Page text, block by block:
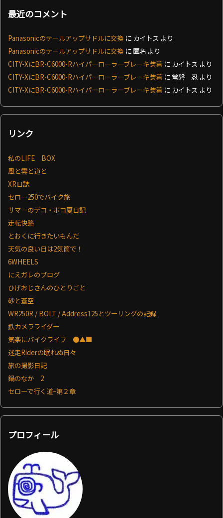
最近のコメント
Panasonicのテールアップサドルに交換 に カイトス より
Panasonicのテールアップサドルに交換 に 匿名 より
CITY-XにBR-C6000-Rハイパーローラーブレーキ装着 に カイトス より
CITY-XにBR-C6000-Rハイパーローラーブレーキ装着 に 常磐 忍 より
CITY-XにBR-C6000-Rハイパーローラーブレーキ装着 に カイトス より
リンク
私のLIFE BOX
風と雲と道と
XR日誌
セロー250でバイク旅
サマーのデコ・ボコ夏日記
走転快路
とおくに行きたいもんだ
天気の良い日は2気筒で！
6WHEELS
にえガレのブログ
ひげおじさんのひとりごと
砂と蒼空
WR250R / BOLT / Address125とツーリングの記録
鉄カメラライダー
気楽にバイクライフ ●▲■
迷走Riderの眠れぬ日々
旅の撮影日記
鍋のなか 2
セローで行く道~第２章
プロフィール